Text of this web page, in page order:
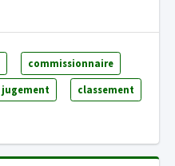
commissionnaire
jugement classement